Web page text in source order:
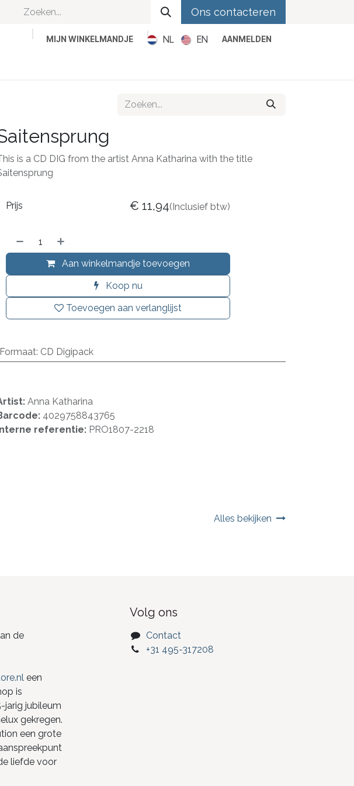
Ons contacteren
MIJN WINKELMANDJE NL EN AANMELDEN
is a CD DIG from the artist Anna Katharina with the title
Aan winkelmandje toevoegen
Koop nu
Toevoegen aan verlanglijst
Prijs € 11,94(Inclusief btw)
Formaat: CD Digipack
Anna Katharina
4029758843765
referentie: PRO1807-2218
Alles bekijken
de
een
is
jarig jubileum
gekregen.
een grote
liefde voor
Volg ons
Contact
+31 495-317208